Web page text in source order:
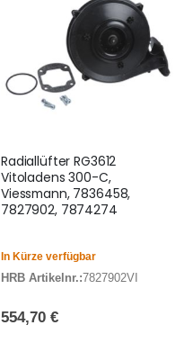
Radiallüfter RG3612
Vitoladens 300-C,
Viessmann, 7836458,
7827902, 7874274
In Kürze verfügbar
HRB Artikelnr.:7827902VI
554,70 €